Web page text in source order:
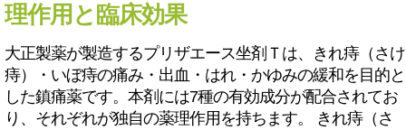
理作用と臨床効果
大正製薬が製造するプリザエース坐剤Ｔは、きれ痔（さけ
痔）・いぼ痔の痛み・出血・はれ・かゆみの緩和を目的と
した鎮痛薬です。本剤には7種の有効成分が配合されてお
り、それぞれが独自の薬理作用を持ちます。 きれ痔（さ